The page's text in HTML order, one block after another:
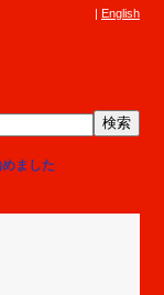
English
ました